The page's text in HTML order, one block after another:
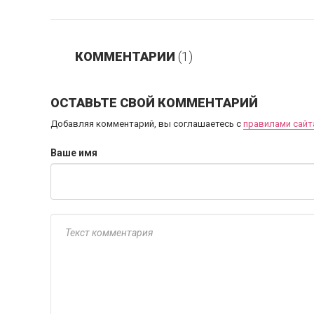
КОММЕНТАРИИ (1)
ОСТАВЬТЕ СВОЙ КОММЕНТАРИЙ
Добавляя комментарий, вы соглашаетесь с правилами
Ваше имя